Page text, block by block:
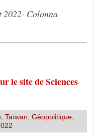
2022- Colonna
le site de Sciences
, Taïwan Géopolitique,